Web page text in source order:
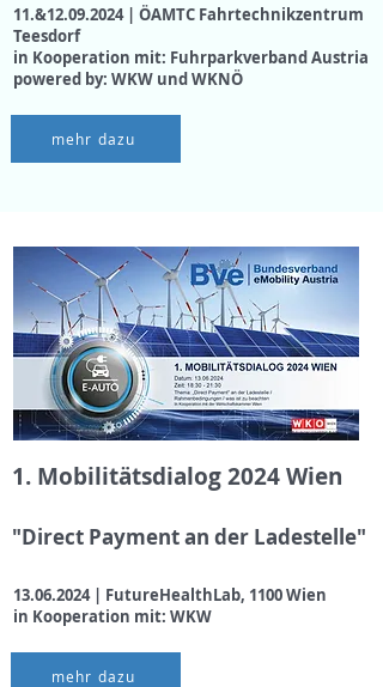
11.&12.09.2024| ÖAMTC Fahrtechnikzentrum
Teesdorf
in Kooperation mit: Fuhrparkverband Austria
powered by: WKW und WKNÖ
mehr dazu
1. Mobilitätsdialog 2024 Wien
"Direct Payment an der Ladestelle"
13.06.2024| FutureHealthLab, 1100 Wien
in Kooperation mit: WKW
mehr dazu